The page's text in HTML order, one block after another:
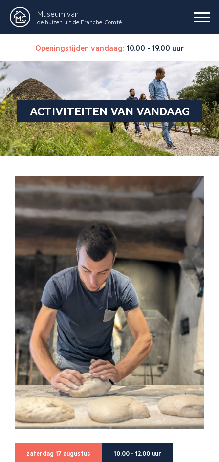
Museum van
de huizen uit de Franche-Comté
Openingstijden vandaag: 10.00 - 19.00 uur
ACTIVITEITEN VAN VANDAAG
zaterdag 17 augustus 10.00 - 12.00 uur